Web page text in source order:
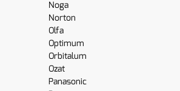
Noga
Norton
Olfa
Optimum
Orbitalum
Ozat
Panasonic